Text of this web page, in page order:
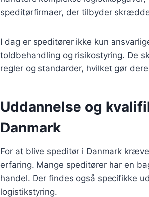
speditørfirmaer, der tilbyder
I dag er speditører ikke kun
toldbehandling og risikostyring. De
regler og standarder, hvilket gør
Uddannelse og
Danmark
For at blive speditør i Danmark
erfaring. Mange speditører har en
handel. Der findes også specifikke
logistikstyring.